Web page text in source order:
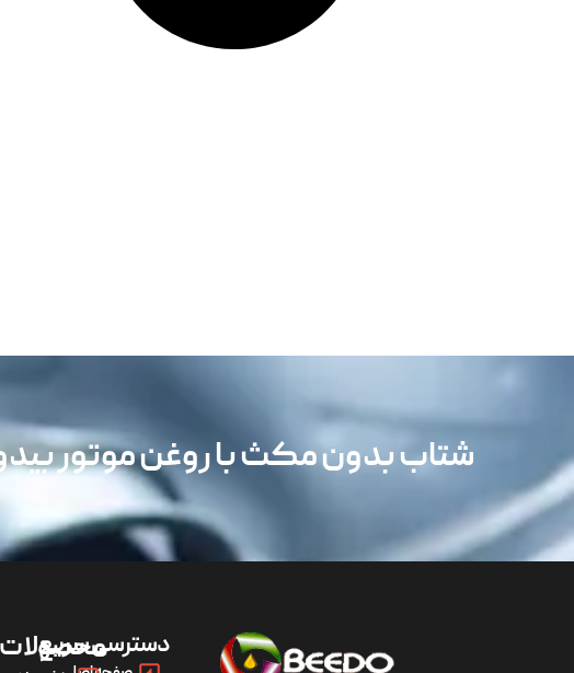
شتاب بدون مکث با روغن موتور
دسترسی سریع
محصولات